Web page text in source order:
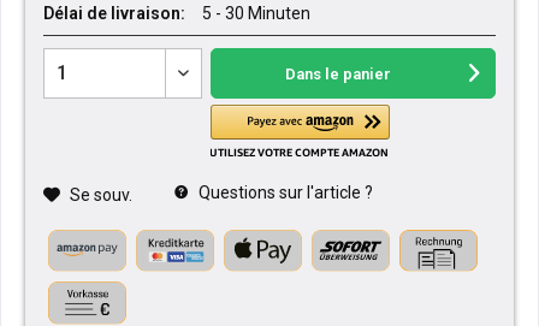
Délai de livraison:
5 - 30 Minuten
Dans le panier
Se souv. Questions sur l'article ?